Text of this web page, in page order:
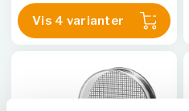
sikteanalyse av produkter
som aktivkull, blåsemidler,
gjeldende standarder.
300251004
Vis 4 varianter